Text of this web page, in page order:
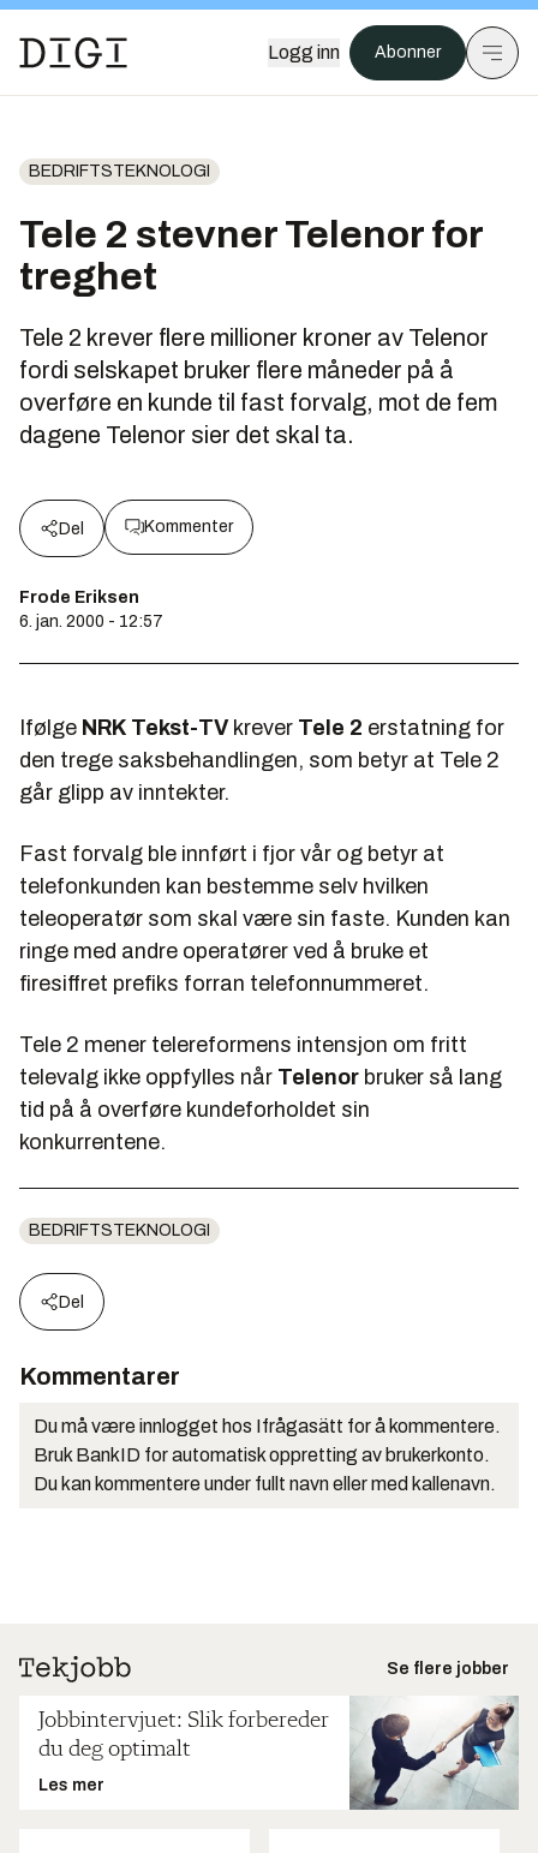
Logg inn Abonner
BEDRIFTSTEKNOLOGI
Tele 2 stevner Telenor for
treghet
Tele 2 krever flere millioner kroner av Telenor
fordi selskapet bruker flere måneder på å
overføre en kunde til fast forvalg, mot de fem
dagene Telenor sier det skal ta.
Del Kommenter
Frode Eriksen
6. jan. 2000 - 12:57
Ifølge NRK Tekst-TVkrever Tele 2 erstatning for
den trege saksbehandlingen, som betyr at Tele 2
går glipp av inntekter.
Fast forvalg ble innført i fjor vår og betyr at
telefonkunden kan bestemme selv hvilken
teleoperatør som skal være sin faste. Kunden kan
ringe med andre operatører ved å bruke et
firesiffret prefiks forran telefonnummeret.
Tele 2 mener telereformens intensjon om fritt
televalg ikke oppfylles når Telenor bruker så lang
tid på å overføre kundeforholdet sin
konkurrentene.
BEDRIFTSTEKNOLOGI
Del
Kommentarer
Du må være innlogget hos Ifrågasätt for å kommentere.
Bruk BankID for automatisk oppretting av brukerkonto.
Du kan kommentere under fullt navn eller med kallenavn.
Se flere jobber
Jobbintervjuet: Slik forbereder
du deg optimalt
Les mer